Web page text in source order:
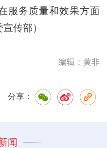
服务质量和效果方面
传部）
编辑：黄非
分享：
闻